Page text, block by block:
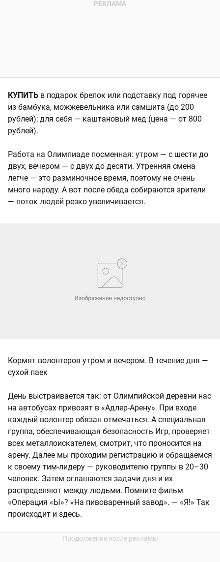
КУПИТЬ в подарок брелок или подставку под горячее
из бамбука, можжевельника или самшита (до 200
рублей); для себя — каштановый мед (цена — от 800
рублей).
Работа на Олимпиаде посменная: утром — с шести до
двух, вечером — с двух до десяти. Утренняя смена
легче — это разминочное время, поэтому не очень
много народу. А вот после обеда собираются зрители
— поток людей резко увеличивается.
Кормят волонтеров утром и вечером. В течение дня —
сухой паек
День выстраивается так: от Олимпийской деревни нас
на автобусах привозят в «Адлер-Арену». При входе
каждый волонтер обязан отмечаться. А специальная
группа, обеспечивающая безопасность Игр, проверяет
всех металлоискателем, смотрит, что проносится на
арену. Далее мы проходим регистрацию и обращаемся
к своему тим-лидеру — руководителю группы в 20–30
человек. Затем оглашаются задачи дня и их
распределяют между людьми. Помните фильм
«Операция «Ы»? «На пивоваренный завод». — «Я!» Так
происходит и здесь.